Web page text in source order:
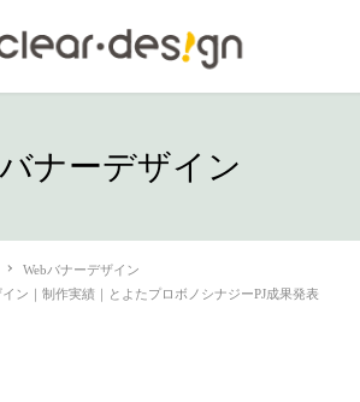
ナーデザイン
Webバナーデザイン
ン｜制作実績｜とよたプロボノシナジーPJ成果発表